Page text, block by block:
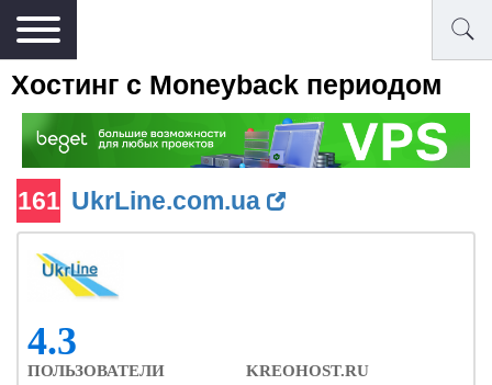
Хостинг с Moneyback периодом
161 UkrLine.com.ua
4.3
ПОЛЬЗОВАТЕЛИ KREOHOST.RU